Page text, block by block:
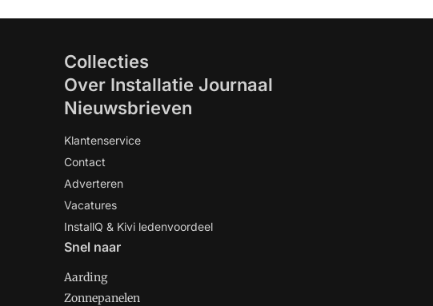
Collecties
Over Installatie Journaal
Nieuwsbrieven
Klantenservice
Contact
Adverteren
Vacatures
InstallQ & Kivi ledenvoordeel
Snel naar
Aarding
Zonnepanelen